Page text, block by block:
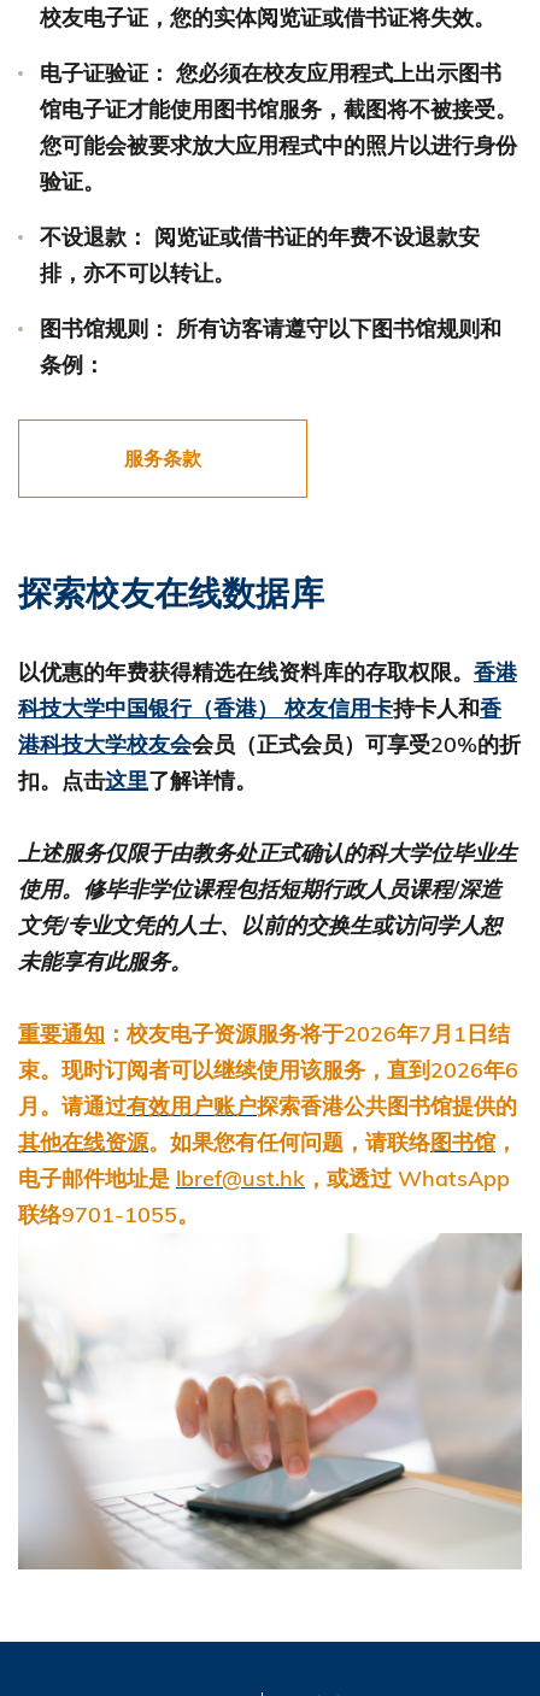
校友电子证，您的实体阅览证或借书证将失效。
电子证验证： 您必须在校友应用程式上出示图书
馆电子证才能使用图书馆服务，截图将不被接受。
您可能会被要求放大应用程式中的照片以进行身份
验证。
不设退款： 阅览证或借书证的年费不设退款安
排，亦不可以转让。
图书馆规则： 所有访客请遵守以下图书馆规则和
条例：
服务条款
探索校友在线数据库
以优惠的年费获得精选在线资料库的存取权限。 香港
科技大学中国银行（香港） 校友信用卡持卡人和香
港科技大学校友会会员（正式会员）可享受20%的折
扣。点击这里了解详情。
上述服务仅限于由教务处正式确认的科大学位毕业生
使用。修毕非学位课程包括短期行政人员课程/深造
文凭/专业文凭的人士、以前的交换生或访问学人恕
未能享有此服务。
重要通知 ：校友电子资源服务将于2026年7月1日结
束。现时订阅者可以继续使用该服务，直到2026年6
月。请通过有效用户账户探索香港公共图书馆提供的
其他在线资源。如果您有任何问题，请联络图书馆 ，
电子邮件地址是 lbref@ust.hk ，或透过 WhatsApp
联络9701-1055。